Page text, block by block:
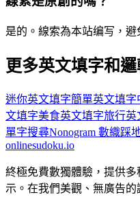
是的。線索為本站编写，
更多英文填字和
迷你英文填字簡單英文填字
文填字美食英文填字旅行英
單字搜尋Nonogram 數織踩
onlinesudoku.io
終極免費數獨體驗，提供
示。在我們美觀、無廣告